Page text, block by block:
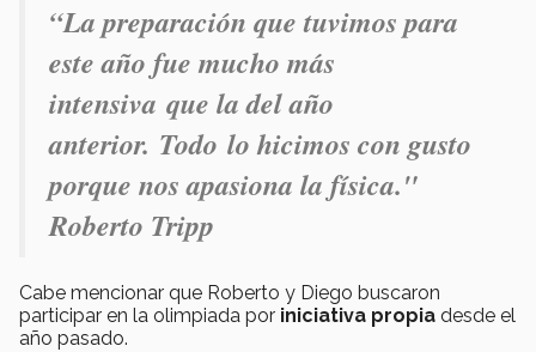
“La preparación que tuvimos para
este año fue mucho más
intensiva que la del año
anterior. Todo lo hicimos con gusto
porque nos apasiona la física."
Roberto Tripp
Cabe mencionar que Roberto y Diego buscaron
participar en la olimpiada por iniciativa propia desde el
año pasado.